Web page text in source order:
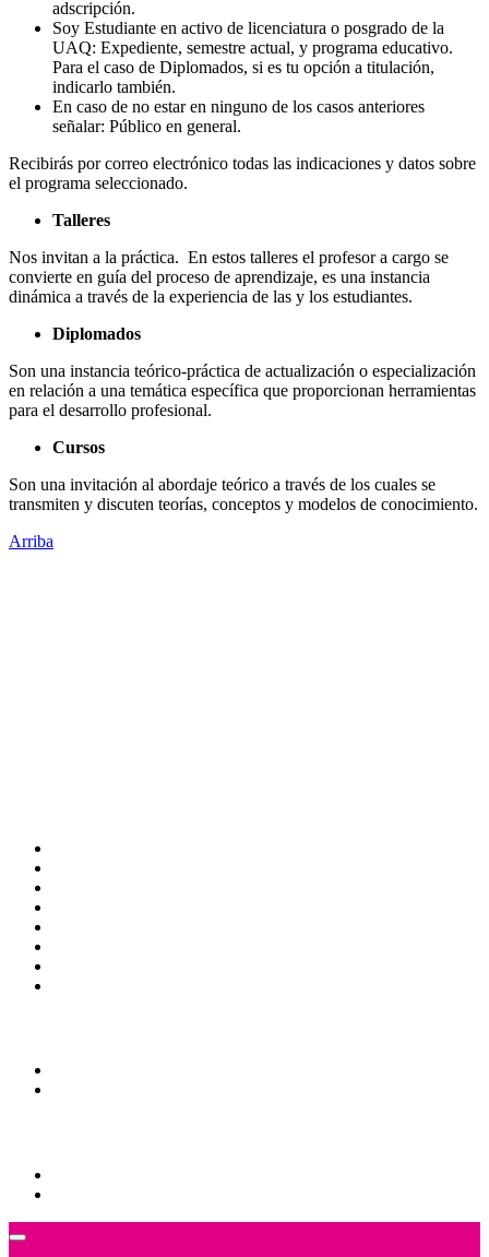
adscripción.
Soy Estudiante en activo de licenciatura o posgrado de la
UAQ: Expediente, semestre actual, y programa educativo.
Para el caso de Diplomados, si es tu opción a titulación,
indicarlo también.
En caso de no estar en ninguno de los casos anteriores
señalar: Público en general.
Recibirás por correo electrónico todas las indicaciones y datos sobre
el programa seleccionado.
Talleres
Nos invitan a la práctica. En estos talleres el profesor a cargo se
convierte en guía del proceso de aprendizaje, es una instancia
dinámica a través de la experiencia de las y los estudiantes.
Diplomados
Son una instancia teórico-práctica de actualización o especialización
en relación a una temática específica que proporcionan herramientas
para el desarrollo profesional.
Cursos
Son una invitación al abordaje teórico a través de los cuales se
transmiten y discuten teorías, conceptos y modelos de conocimiento.
Arriba